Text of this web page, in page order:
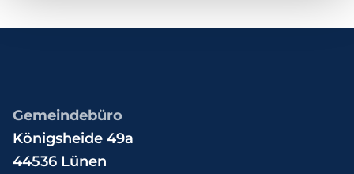
Gemeindebüro
Königsheide 49a
44536 Lünen